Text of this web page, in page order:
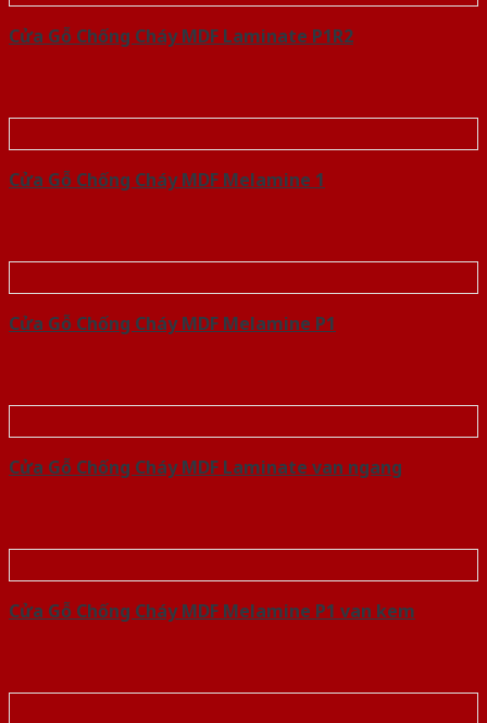
Cửa Gỗ Chống Cháy MDF Laminate P1R2
Cửa Gỗ Chống Cháy MDF Melamine 1
Cửa Gỗ Chống Cháy MDF Melamine P1
Cửa Gỗ Chống Cháy MDF Laminate van ngang
Cửa Gỗ Chống Cháy MDF Melamine P1 van kem